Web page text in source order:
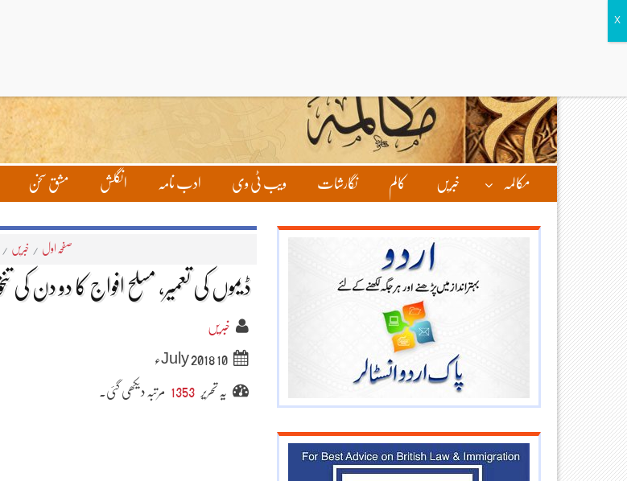
مکالمہ خبریں کالم نگارشات ویب ٹی وی ادب نامہ انگلش مشق سخن
صفحہ اول / خبریں /
ڈیموں کی تعمیر، مسلح افواج کا دو دن کی
خبریں
10 July 2018ء
یہ تحریر 1353 مرتبہ دیکھی گئی۔